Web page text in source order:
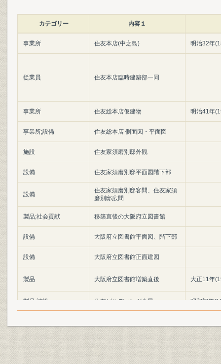
カテゴリー 内容１
事業所 住友本店(中之島) 明治32年
従業員 住友本店臨時建築部一同
事業所 住友総本店仮建物 明治41年
事業所;設備 住友総本店 側面図・平面図
施設 住友家須磨別邸外観
設備 住友家須磨別邸平面図階下部
設備
住友家須磨別邸客間、住友家須
磨別邸広間
製品;社会貢献 移築直後の大阪府立図書館
設備 大阪府立図書館平面図、階下部
設備 大阪府立図書館正面建図
製品 大阪府立図書館増築直後 大正11年
製品;施設 住友ビルディング全景 昭和初年
外観
製品;設備
新築時の住友ビルディング内一
階中央広間